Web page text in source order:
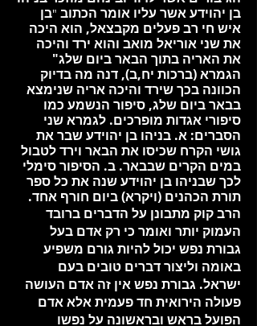
בן יהוידע אשר עליו אומר הכתוב "בן
איש חי רב פעלים מקבצאל, הוא היכה
את שני אוריאל מואב והוא ירד והיכה
את האריה בתוך הבאר ביום שלג"
הגמרא (ברכות יח,ב), דנה מה בדיוק
הכוונה בכך שירד והיכה אריה שנימצא
בבאר ביום שלג, סיפור הנשמע כמו
סיפורי אגדות מופרכים. לגמרא שני
הסברים: א. בניהו בן יהוידע שבר את
גושי הקרח שכיסו את הבאר וירד לטבול
במים הקרים שבבאר. ב. הסיפור סימלי
לכך שבניהו בן יהוידע שנה את כל ספר
תורת הכהנים (ויקרא) ביום חורף אחד.
הרב קוק מתבונן על הדברים ברובד
העמוק יותר ואומר כי רק אדם בעל
גבורת נפש יכול להיות גורם משפיע
באומה וליצור דברים טובים בעם
ישראל. גבורת נפש אין זה אדם העושה
פעולה הירואית חד פעמית אלא אדם
הפועל בראש ובראשונה על נפשו